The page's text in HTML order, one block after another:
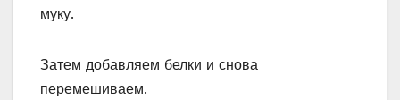
муку.
Затем добавляем белки и снова
перемешиваем.